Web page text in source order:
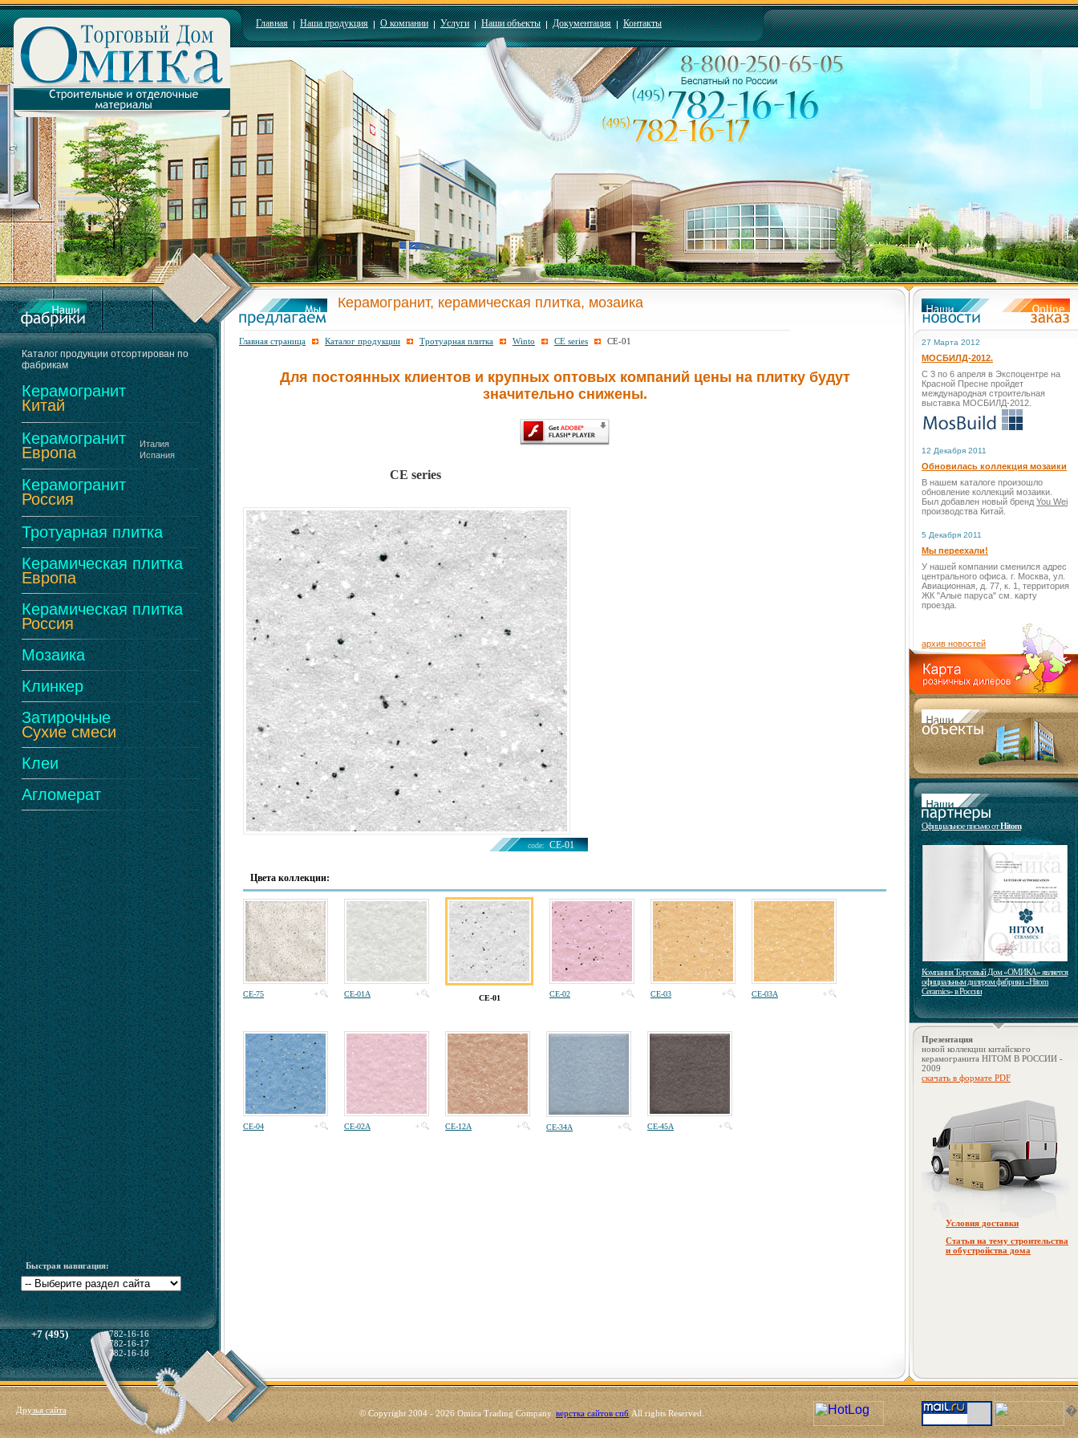
Главная Наша продукция О компании Услуги Наши объекты Документация Контакты
Каталог продукции отсортирован по
фабрикам
Керамогранит
Китай
Керамогранит
Европа
Италия
Испания
Керамогранит
Россия
Тротуарная плитка
Керамическая плитка
Европа
Керамическая плитка
Россия
Мозаика
Клинкер
Затирочные
Сухие смеси
Клеи
Агломерат
Быстрая навигация:
+7 (495)
782-16-16
782-16-17
782-16-18
Керамогранит, керамическая плитка, мозаика
Главная страница Каталог продукции Тротуарная плитка Winto CE series CE-01
Для постоянных клиентов и крупных оптовых компаний цены на плитку будут
значительно снижены.
CE series
code: CE-01
Цвета коллекции:
CE-75 CE-01A CE-01 CE-02 CE-03 CE-03A
CE-04 CE-02A CE-12A CE-34A CE-45A
27 Марта 2012
МОСБИЛД-2012.
С 3 по 6 апреля в Экспоцентре на
Красной Пресне пройдет
международная строительная
выставка МОСБИЛД-2012.
12 Декабря 2011
Обновилась коллекция мозаики
В нашем каталоге произошло
обновление коллекций мозаики.
Был добавлен новый бренд You Wei
производства Китай.
5 Декабря 2011
Мы переехали!
У нашей компании сменился адрес
центрального офиса. г. Москва, ул.
Авиационная, д. 77, к. 1, территория
ЖК "Алые паруса" см. карту
проезда.
архив новостей
Официальное письмо отHitom
Компания Торговый Дом «ОМИКА» является
официальным дилером фабрики «Hitom
Ceramics» в России
Презентация
новой коллекции китайского
керамогранита HITOM В РОССИИ -
2009
скачать в формате PDF
Условия доставки
Статьи на тему строительства
и обустройства дома
Друзья сайта © Copyright 2004 - 2026 Omica Trading Company. верстка сайтов спбAll rights Reserved. �